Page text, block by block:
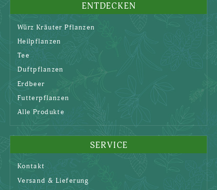
ENTDECKEN
Würz Kräuter Pflanzen
Heilpflanzen
Tee
Duftpflanzen
Erdbeer
Futterpflanzen
Alle Produkte
SERVICE
Kontakt
Versand & Lieferung